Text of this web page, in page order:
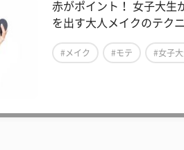
赤がポイント！ 女子大生
を出す大人メイクのテク
#メイク #モテ #女子大